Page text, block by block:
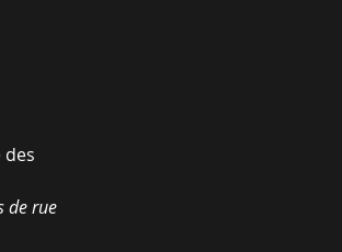
des
de rue